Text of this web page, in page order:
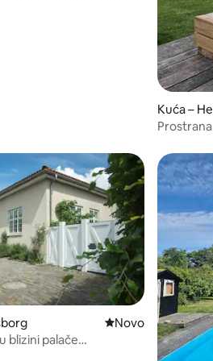
Kuća –
Novi smještaj
Novo
blizini palače